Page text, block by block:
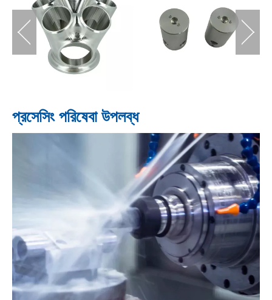
প্রসেসিং পরিষেবা উপলব্ধ